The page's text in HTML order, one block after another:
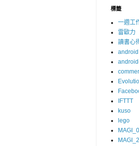
標籤
一週工
雷歐力
讀書心
android
IFTTT
kuso
lego
MAGI_0
MAGI_2